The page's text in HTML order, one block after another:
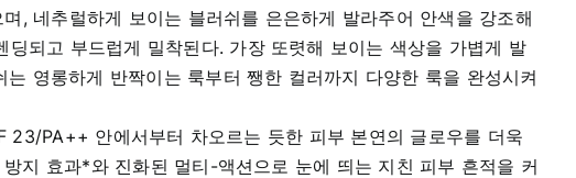
, 네추럴하게 보이는 블러쉬를 은은하게 발라주어 안색을 강조해
되고 부드럽게 밀착된다. 가장 또렷해 보이는 색상을 가볍게 발
영롱하게 반짝이는 룩부터 쨍한 컬러까지 다양한 룩을 완성시켜
23/PA++ 안에서부터 차오르는 듯한 피부 본연의 글로우를 더욱
지 효과*와 진화된 멀티-액션으로 눈에 띄는 지친 피부 흔적을 커